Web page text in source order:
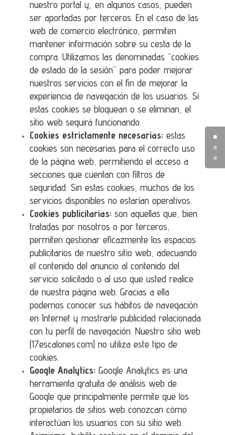
nuestro portal y, en algunos casos, pueden
ser aportadas por terceros. En el caso de las
web de comercio electrónico, permiten
mantener información sobre su cesta de la
compra. Utilizamos las denominadas “cookies
de estado de la sesión” para poder mejorar
nuestros servicios con el fin de mejorar la
experiencia de navegación de los usuarios. Si
estas cookies se bloquean o se eliminan, el
sitio web seguirá funcionando.
Cookies estrictamente necesarias: estas
cookies son necesarias para el correcto uso
de la página web, permitiendo el acceso a
secciones que cuentan con filtros de
seguridad. Sin estas cookies, muchos de los
servicios disponibles no estarían operativos.
Cookies publicitarias: son aquellas que, bien
tratadas por nosotros o por terceros,
permiten gestionar eficazmente los espacios
publicitarios de nuestro sitio web, adecuando
el contenido del anuncio al contenido del
servicio solicitado o al uso que usted realice
de nuestra página web. Gracias a ella
podemos conocer sus hábitos de navegación
en Internet y mostrarle publicidad relacionada
con tu perfil de navegación. Nuestro sitio web
(17escalones.com) no utiliza este tipo de
cookies.
Google Analytics: Google Analytics es una
herramienta gratuita de análisis web de
Google que principalmente permite que los
propietarios de sitios web conozcan cómo
interactúan los usuarios con su sitio web.